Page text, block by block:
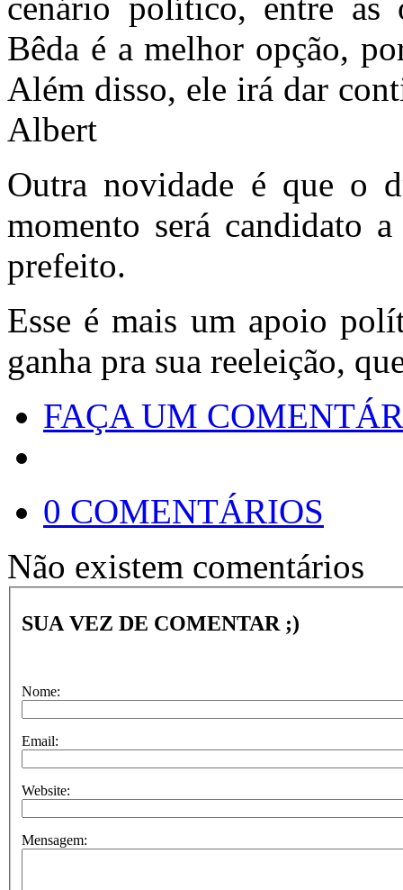
Bêda é a melhor opção,
Além disso, ele irá dar
Albert
Outra novidade é que o
momento será candidato
prefeito.
Esse é mais um apoio
ganha pra sua reeleição,
FAÇA UM
0 COMENTÁRIOS
Não existem comentários
SUA VEZ DE COMENTAR ;)
Nome:
Email:
Website:
Mensagem: